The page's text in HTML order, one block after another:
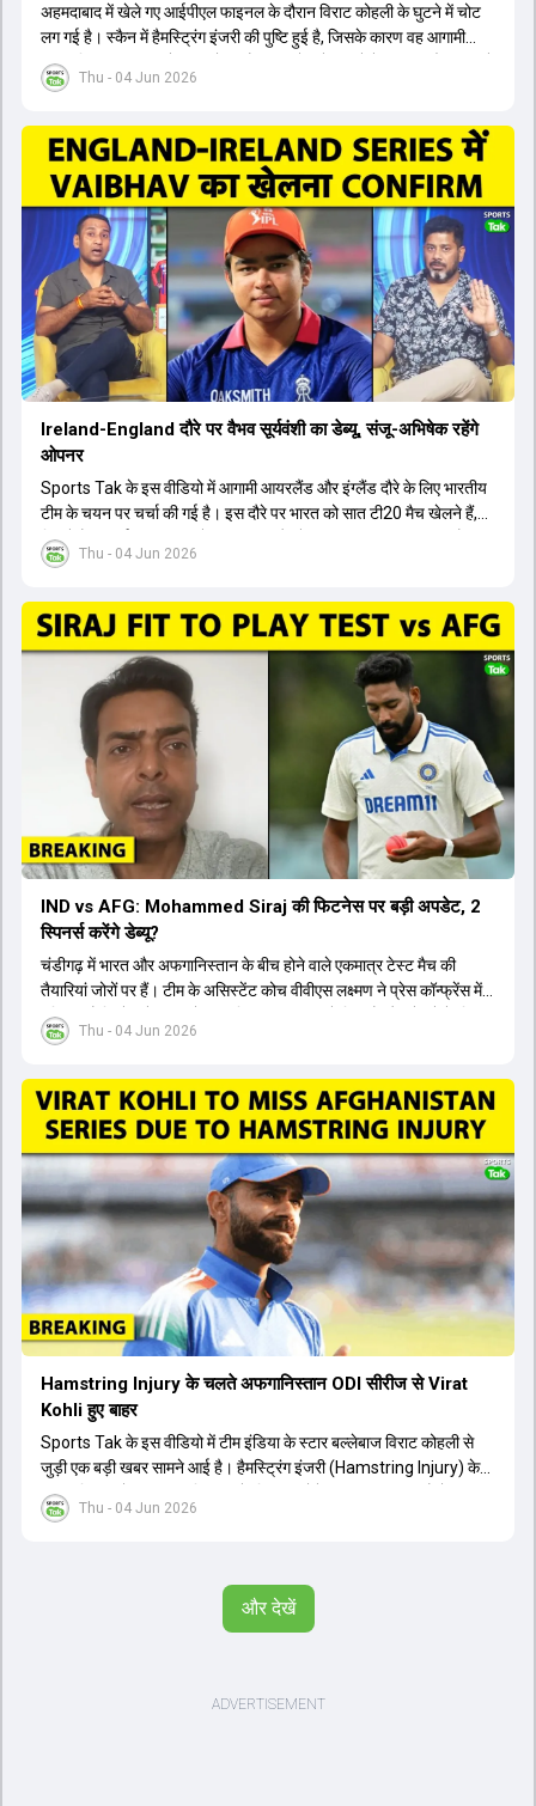
Thu - 04 Jun 2026
अहमदाबाद में खेले गए आईपीएल फाइनल के दौरान विराट कोहली के घुटने में चोट
लग गई है। स्कैन में हैमस्ट्रिंग इंजरी की पुष्टि हुई है, जिसके कारण वह आगामी
अफगानिस्तान सीरीज से बाहर हो गए हैं। इस चोट से उबरने में सामान्य तौर पर 4 से
12 हफ्ते का समय लग सकता है, और अगर सर्जरी की जरूरत पड़ी तो 3 से 5 महीने
सेंटर ऑफ एक्सीलेंस जाएंगे। इस गंभीर चोट के कारण 14 जुलाई से शुरू होने वाले
इंग्लैंड दौरे और आगामी वर्ल्ड कप में उनके खेलने पर सस्पेंस बन गया है। दूसरी
तरफ, आईपीएल में इम्पैक्ट प्लेयर के तौर पर खेलने वाले रोहित शर्मा को भी अभी तक
मेडिकल क्लीयरेंस नहीं मिली है। शनिवार को मुंबई में होने वाली चयन समिति की
बैठक में यह देखना अहम होगा कि क्या चयनकर्ता विराट कोहली को फिटनेस की शर्त
पर टीम में शामिल करते हैं या नहीं।
Thu - 04 Jun 2026
Ireland-England दौरे पर वैभव सूर्यवंशी का डेब्यू, संजू-अभिषेक रहेंगे
ओपनर
Sports Tak के इस वीडियो में आगामी आयरलैंड और इंग्लैंड दौरे के लिए भारतीय
टीम के चयन पर चर्चा की गई है। इस दौरे पर भारत को सात टी20 मैच खेलने हैं,
जिसमें वैभव सूर्यवंशी का टीम में चुना जाना और डेब्यू करना तय माना जा रहा है।
हालांकि, अभिषेक शर्मा और संजू सैमसन ही टीम के फर्स्ट चॉइस ओपनर बने रहेंगे,
नंबर तीन और श्रेयस अय्यर नंबर चार पर खेलेंगे। वहीं, रजत पाटीदार फिलहाल
टी20 टीम की योजना से बाहर हैं, लेकिन वह टेस्ट क्रिकेट में वापसी कर सकते हैं।
Thu - 04 Jun 2026
IND vs AFG: Mohammed Siraj की फिटनेस पर बड़ी अपडेट, 2
स्पिनर्स करेंगे डेब्यू?
चंडीगढ़ में भारत और अफगानिस्तान के बीच होने वाले एकमात्र टेस्ट मैच की
तैयारियां जोरों पर हैं। टीम के असिस्टेंट कोच वीवीएस लक्ष्मण ने प्रेस कॉन्फ्रेंस में
पुष्टि की है कि तेज गेंदबाज मोहम्मद सिराज पूरी तरह से फिट हैं और खेलने के लिए
उपलब्ध हैं। आईपीएल के दौरान लगी चोट के कारण उनके खेलने पर संदेह था,
सुथार और हर्ष दुबे को कुलदीप यादव और वाशिंगटन सुंदर के साथ प्लेइंग 11 में मौका
मिलने की प्रबल संभावना है। कप्तान शुभमन गिल विकेट की स्थिति को ध्यान में
रखते हुए अंतिम 11 का फैसला करेंगे। टीम में यशस्वी जायसवाल, केएल राहुल,
ऋषभ पंत और ध्रुव जुरेल जैसे खिलाड़ी भी शामिल हैं। यह टेस्ट मैच विश्व टेस्ट
चैंपियनशिप चक्र का हिस्सा नहीं है, लेकिन भारतीय टीम के लिए काफी महत्वपूर्ण
है। अंत में फैंस के सवालों का जवाब देते हुए टी20 कप्तानी और हेड कोच गौतम
गंभीर से जुड़ी जानकारी भी साझा की गई।
Thu - 04 Jun 2026
Hamstring Injury के चलते अफगानिस्तान ODI सीरीज से Virat
Kohli हुए बाहर
Sports Tak के इस वीडियो में टीम इंडिया के स्टार बल्लेबाज विराट कोहली से
जुड़ी एक बड़ी खबर सामने आई है। हैमस्ट्रिंग इंजरी (Hamstring Injury) के
कारण विराट कोहली अफगानिस्तान के खिलाफ होने वाली आगामी तीन मैचों की
वनडे सीरीज से बाहर हो गए हैं। भारत और अफगानिस्तान के बीच इस वनडे सीरीज
खत्म हुए आईपीएल में शानदार प्रदर्शन करने वाले विराट कोहली का इस सीरीज से
बाहर होना भारतीय फैंस के लिए एक बहुत बड़ा झटका है। यह वनडे सीरीज 2027
और देखें